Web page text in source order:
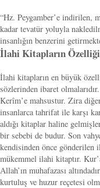
“Hz. Peygamber’e indirilen,
kadar tevatür yoluyla
insanlığın benzerini
İlahi Kitapların Özelliği
İlahi kitapların en büyük
sözlerinden ibaret
Kerîm’e mahsustur. Zira
insanlarca tahrifat ile karşı
aldığı kitaplar haline
bir sebebi de budur. Son
kendisinden önce
mükemmel ilahi kitaptır.
Allah’ın muhafazası
kurtuluş ve huzur reçetesi